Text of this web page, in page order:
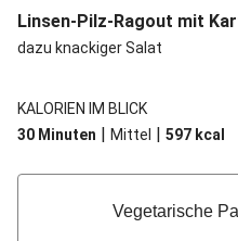
Linsen-Pilz-Ragout mit
dazu knackiger Salat
KALORIEN IM BLICK
30 Minuten | Mittel | 597 kcal
Vegetarische